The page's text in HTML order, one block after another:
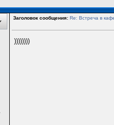
Заголовок сообщения: Re: Встреча в
))))))))